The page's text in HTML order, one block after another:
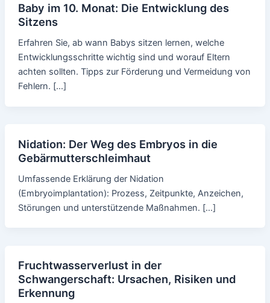
Baby im 10. Monat: Die Entwicklung des
Sitzens
Erfahren Sie, ab wann Babys sitzen lernen, welche
Entwicklungsschritte wichtig sind und worauf Eltern
achten sollten. Tipps zur Förderung und Vermeidung von
Fehlern. […]
Nidation: Der Weg des Embryos in die
Gebärmutterschleimhaut
Umfassende Erklärung der Nidation
(Embryoimplantation): Prozess, Zeitpunkte, Anzeichen,
Störungen und unterstützende Maßnahmen. […]
Fruchtwasserverlust in der
Schwangerschaft: Ursachen, Risiken und
Erkennung